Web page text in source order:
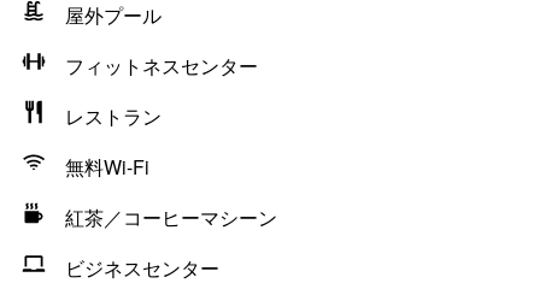
屋外プール
フィットネスセンター
レストラン
無料Wi-Fi
紅茶／コーヒーマシーン
ビジネスセンター